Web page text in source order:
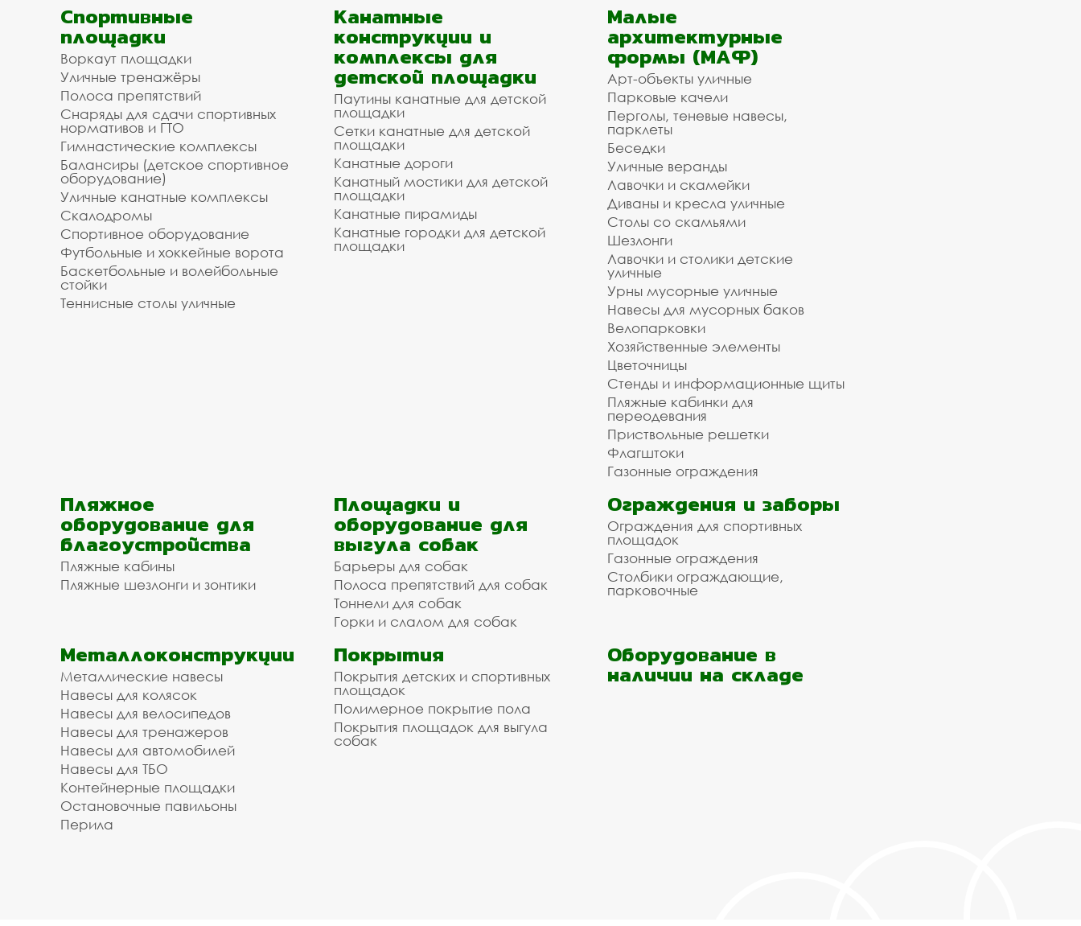
Спортивные
площадки
Воркаут площадки
Уличные тренажёры
Полоса препятствий
Снаряды для сдачи спортивных
нормативов и ГТО
Гимнастические комплексы
Балансиры (детское спортивное
оборудование)
Уличные канатные комплексы
Скалодромы
Спортивное оборудование
Футбольные и хоккейные ворота
Баскетбольные и волейбольные
стойки
Теннисные столы уличные
Канатные
конструкции и
комплексы для
детской площадки
Паутины канатные для детской
площадки
Сетки канатные для детской
площадки
Канатные дороги
Канатный мостики для детской
площадки
Канатные пирамиды
Канатные городки для детской
площадки
Малые
архитектурные
формы (МАФ)
Арт-объекты уличные
Парковые качели
Перголы, теневые навесы,
парклеты
Беседки
Уличные веранды
Лавочки и скамейки
Диваны и кресла уличные
Столы со скамьями
Шезлонги
Лавочки и столики детские
уличные
Урны мусорные уличные
Навесы для мусорных баков
Велопарковки
Хозяйственные элементы
Цветочницы
Стенды и информационные щиты
Пляжные кабинки для
переодевания
Приствольные решетки
Флагштоки
Газонные ограждения
Пляжное
оборудование для
благоустройства
Пляжные кабины
Пляжные шезлонги и зонтики
Площадки и
оборудование для
выгула собак
Барьеры для собак
Полоса препятствий для собак
Тоннели для собак
Горки и слалом для собак
Ограждения и заборы
Ограждения для спортивных
площадок
Газонные ограждения
Столбики ограждающие,
парковочные
Металлоконструкции
Металлические навесы
Навесы для колясок
Навесы для велосипедов
Навесы для тренажеров
Навесы для автомобилей
Навесы для ТБО
Контейнерные площадки
Остановочные павильоны
Перила
Покрытия
Покрытия детских и спортивных
площадок
Полимерное покрытие пола
Покрытия площадок для выгула
собак
Оборудование в
наличии на складе